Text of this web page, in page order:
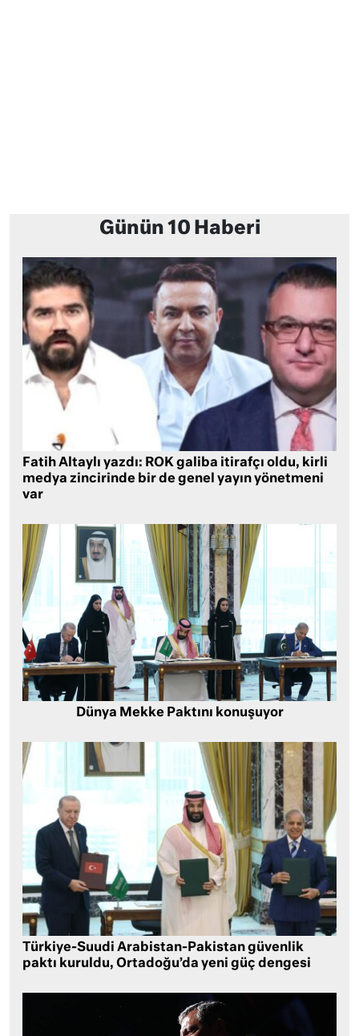
Günün 10 Haberi
Fatih Altaylı yazdı: ROK galiba itirafçı oldu, kirli
medya zincirinde bir de genel yayın yönetmeni
var
Dünya Mekke Paktını konuşuyor
Türkiye-Suudi Arabistan-Pakistan güvenlik
paktı kuruldu, Ortadoğu’da yeni güç dengesi